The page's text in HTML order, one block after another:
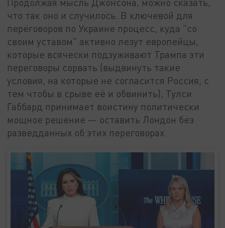
что так оно и случилось. В ключевой для
переговоров по Украине процесс, куда "со
своим уставом" активно лезут европейцы,
которые всячески подзуживают Трампа эти
переговоры сорвать (выдвинуть такие
условия, на которые не согласится Россия, с
тем чтобы в срыве её и обвинить), Тулси
Габбард принимает воистину политически
мощное решение — оставить Лондон без
разведданных об этих переговорах.